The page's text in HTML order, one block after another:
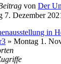
von Der
7. Dezember
in
» Montag 1.